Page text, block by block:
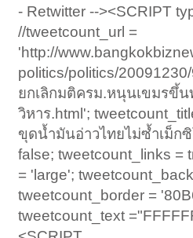
- Retwitter --><SCRIPT
//tweetcount_url =
'http://
politics/politics/
ยกเลิกมติครม.หนุนเขมรขึ้น
วิหาร.html';
ขุดน้ำมันอ่าวไทยไม่ซ้ำเม็ก
false; tweetcount_links =
= 'large';
tweetcount_border =
tweetcount_text